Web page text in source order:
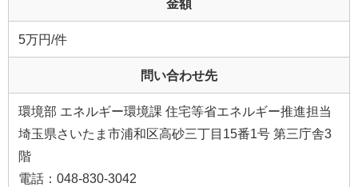
金額
5万円/件
問い合わせ先
環境部 エネルギー環境課 住宅等省エネルギー推進担当
埼玉県さいたま市浦和区高砂三丁目15番1号 第三庁舎3
階
電話：048-830-3042